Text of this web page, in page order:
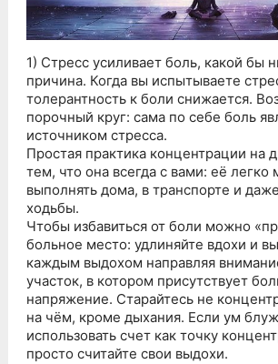
1) Стресс усиливает боль, какой бы
причина. Когда вы испытываете
толерантность к боли снижается.
порочный круг: сама по себе боль
источником стресса.
Простая практика концентрации на
тем, что она всегда с вами: её легко
выполнять дома, в транспорте и
ходьбы.
Чтобы избавиться от боли можно
больное место: удлиняйте вдохи и
каждым выдохом направляя
участок, в котором присутствует
напряжение. Старайтесь не
на чём, кроме дыхания. Если ум
использовать счет как точку
просто считайте свои выдохи.